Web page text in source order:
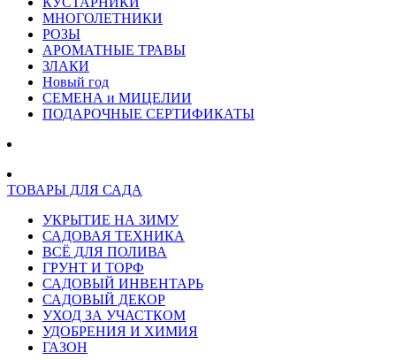
МНОГОЛЕТНИКИ
РОЗЫ
АРОМАТНЫЕ ТРАВЫ
ЗЛАКИ
Новый год
СЕМЕНА и МИЦЕЛИИ
ПОДАРОЧНЫЕ СЕРТИФИКАТЫ
ТОВАРЫ ДЛЯ САДА
УКРЫТИЕ НА ЗИМУ
САДОВАЯ ТЕХНИКА
ВСЁ ДЛЯ ПОЛИВА
ГРУНТ И ТОРФ
САДОВЫЙ ИНВЕНТАРЬ
САДОВЫЙ ДЕКОР
УХОД ЗА УЧАСТКОМ
УДОБРЕНИЯ И ХИМИЯ
ГАЗОН